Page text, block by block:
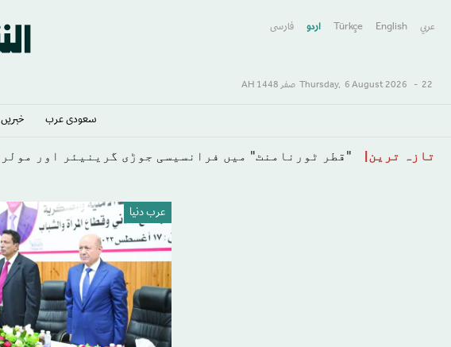
عربي English
Türkçe اردو فارسى
Thursday, 6 August 2026 - 22 صفر 1448 AH
سعودى عرب خبريں
تازہ ترین "قطر ٹورنامنٹ" میں فرانسیسی جوڑی گرینیئر اور مولر 16ویں راؤنڈ میں پہنچ گئی
عرب دنیا